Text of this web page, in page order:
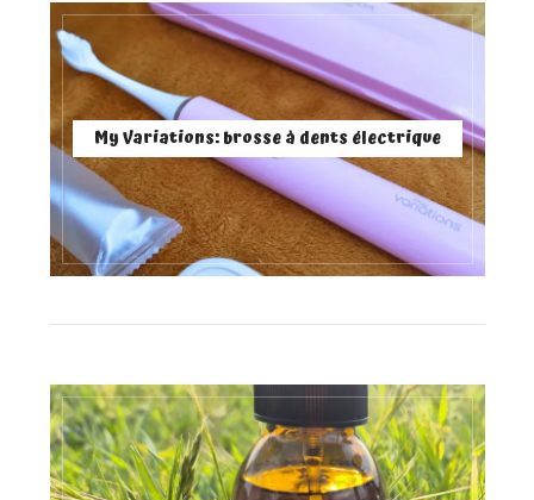
My Variations: brosse à dents électrique